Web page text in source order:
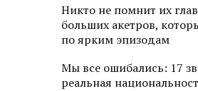
Никто не помнит их
больших акетров,
по ярким эпизодам
Мы все ошибались: 17
реальная